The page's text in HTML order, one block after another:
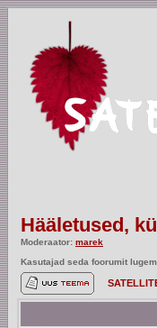
Hääletused,
Moderaator: marek
Kasutajad seda foorumit